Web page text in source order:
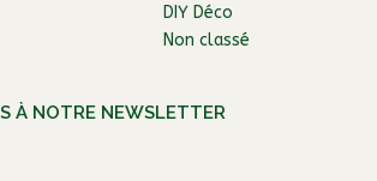
DIY Déco
Non classé
À NOTRE NEWSLETTER